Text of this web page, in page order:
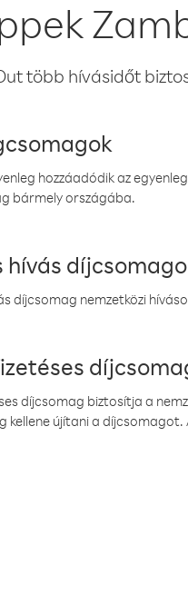
több hívásidőt
hozzáadódik az
bármely országába.
hívás
díjcsomag nemzetközi
díjcsomag biztosítja a
kellene újítani a